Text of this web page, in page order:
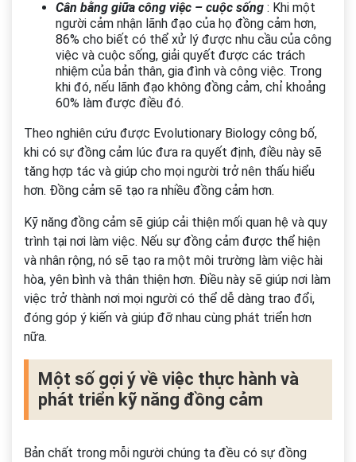
Cân bằng giữa công việc – cuộc sống : Khi một
người cảm nhận lãnh đạo của họ đồng cảm hơn,
86% cho biết có thể xử lý được nhu cầu của công
việc và cuộc sống, giải quyết được các trách
nhiệm của bản thân, gia đình và công việc. Trong
khi đó, nếu lãnh đạo không đồng cảm, chỉ khoảng
60% làm được điều đó.
Theo nghiên cứu được Evolutionary Biology công bố,
khi có sự đồng cảm lúc đưa ra quyết định, điều này sẽ
tăng hợp tác và giúp cho mọi người trở nên thấu hiểu
hơn. Đồng cảm sẽ tạo ra nhiều đồng cảm hơn.
Kỹ năng đồng cảm sẽ giúp cải thiện mối quan hệ và quy
trình tại nơi làm việc. Nếu sự đồng cảm được thể hiện
và nhân rộng, nó sẽ tạo ra một môi trường làm việc hài
hòa, yên bình và thân thiện hơn. Điều này sẽ giúp nơi làm
việc trở thành nơi mọi người có thể dễ dàng trao đổi,
đóng góp ý kiến và giúp đỡ nhau cùng phát triển hơn
nữa.
Một số gợi ý về việc thực hành và
phát triển kỹ năng đồng cảm
Bản chất trong mỗi người chúng ta đều có sự đồng